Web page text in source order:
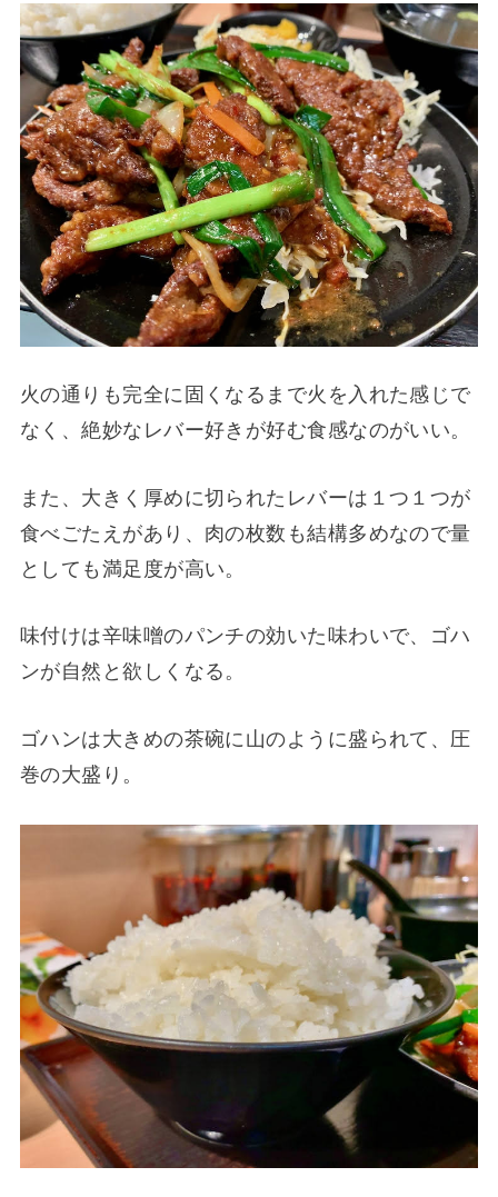
火の通りも完全に固くなるまで火を入れた感じで
なく、絶妙なレバー好きが好む食感なのがいい。
また、大きく厚めに切られたレバーは１つ１つが
食べごたえがあり、肉の枚数も結構多めなので量
としても満足度が高い。
味付けは辛味噌のパンチの効いた味わいで、ゴハ
ンが自然と欲しくなる。
ゴハンは大きめの茶碗に山のように盛られて、圧
巻の大盛り。